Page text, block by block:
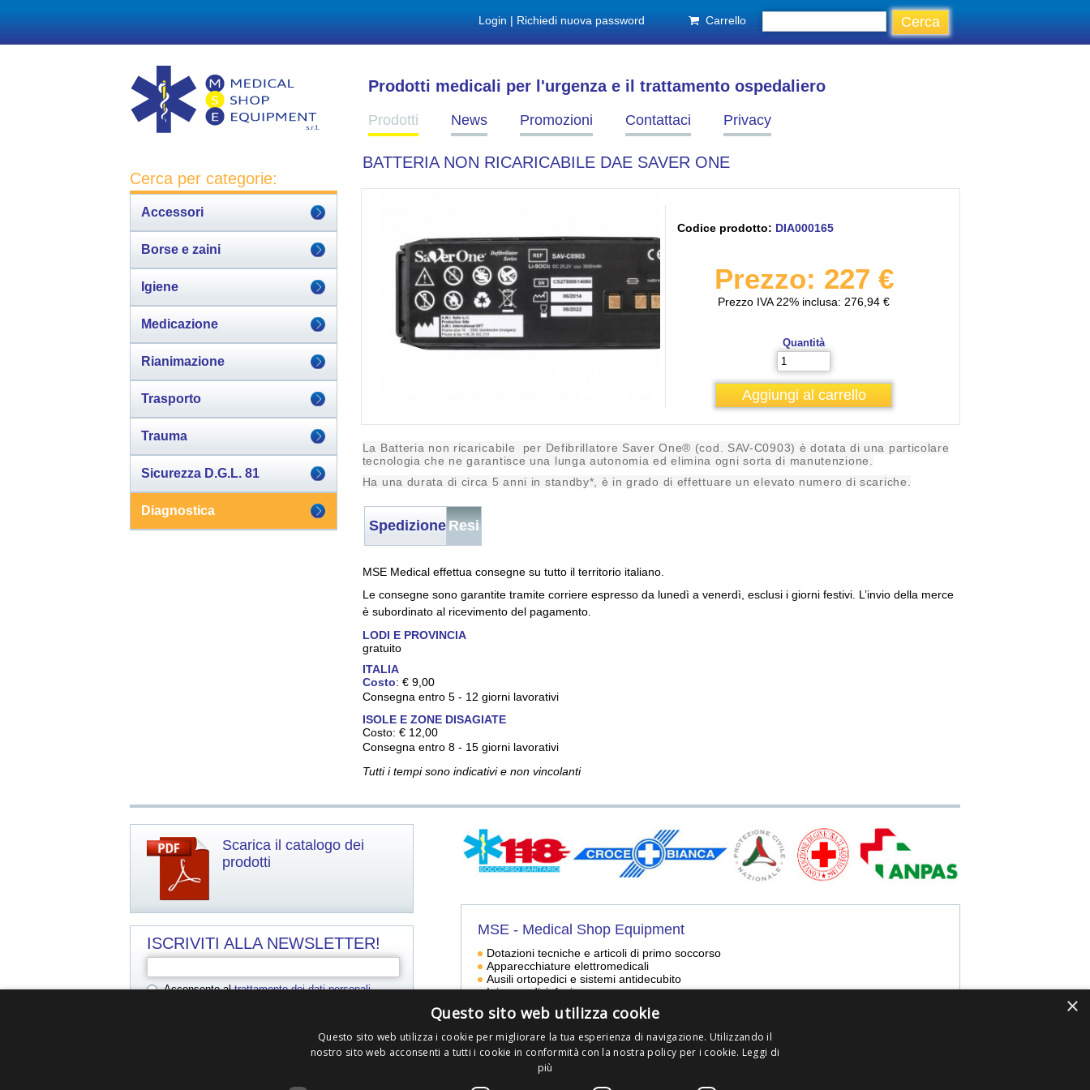
Carrello
Login | Richiedi nuova password
Prodotti medicali per l'urgenza e il trattamento ospedaliero
Prodotti News Promozioni Contattaci Privacy
Cerca per categorie:
Accessori
Borse e zaini
Igiene
Medicazione
Rianimazione
Trasporto
Trauma
Sicurezza D.G.L. 81
Diagnostica
BATTERIA NON RICARICABILE DAE SAVER ONE
Codice prodotto: DIA000165
Prezzo: 227 €
Prezzo IVA 22% inclusa: 276,94 €
Quantità
La Batteria non ricaricabile per Defibrillatore Saver One® (cod. SAV-C0903) è dotata di una particolare
tecnologia che ne garantisce una lunga autonomia ed elimina ogni sorta di manutenzione.
Ha una durata di circa 5 anni in standby*, è in grado di effettuare un elevato numero di scariche.
SpedizioneResi
MSE Medical effettua consegne su tutto il territorio italiano.
Le consegne sono garantite tramite corriere espresso da lunedì a venerdì, esclusi i giorni festivi. L’invio della merce
è subordinato al ricevimento del pagamento.
LODI E PROVINCIA
gratuito
ITALIA
Costo: € 9,00
Consegna entro 5 - 12 giorni lavorativi
ISOLE E ZONE DISAGIATE
Costo: € 12,00
Consegna entro 8 - 15 giorni lavorativi
Tutti i tempi sono indicativi e non vincolanti
Scarica il catalogo dei
prodotti
MSE - Medical Shop Equipment
Dotazioni tecniche e articoli di primo soccorso
Apparecchiature elettromedicali
Ausili ortopedici e sistemi antidecubito
Igiene e disinfezione
Divise e accessori
ISCRIVITI ALLA NEWSLETTER!
Acconsento al trattamento dei dati personali*
Acconsento altrattamento dei dati personali
In ottemperanza alle disposizioni fornite dal Ministero della Salute in materia di pubblicità sanitaria relativa a dispositivi medici, dispositivi medico-diagnostici in vitro e presidi
medico-chirurgici, i contenuti di queste pagine sono destinati unicamente a Medici, Farmacisti e Operatori Sanitari. Le descrizioni dei prodotti hanno scopo puramente
informativo e non sono destinate alla promozione degli stessi.
×
Questo sito web utilizza cookie
Questo sito web utilizza i cookie per migliorare la tua esperienza di navigazione. Utilizzando il
nostro sito web acconsenti a tutti i cookie in conformità con la nostra policy per i cookie. Leggi di
più